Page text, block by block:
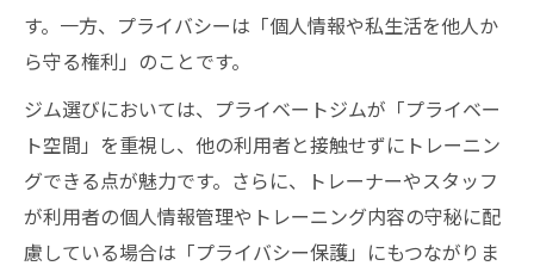
す。一方、プライバシーは「個人情報や私生活を他人か
ら守る権利」のことです。
ジム選びにおいては、プライベートジムが「プライベー
ト空間」を重視し、他の利用者と接触せずにトレーニン
グできる点が魅力です。さらに、トレーナーやスタッフ
が利用者の個人情報管理やトレーニング内容の守秘に配
慮している場合は「プライバシー保護」にもつながりま